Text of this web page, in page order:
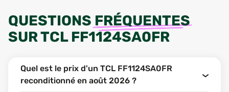
QUESTIONS FRÉQUENTES
SURTCL FF1124SA0FR
Quel est le prix d'un TCL FF1124SA0FR
reconditionné en août 2026 ?